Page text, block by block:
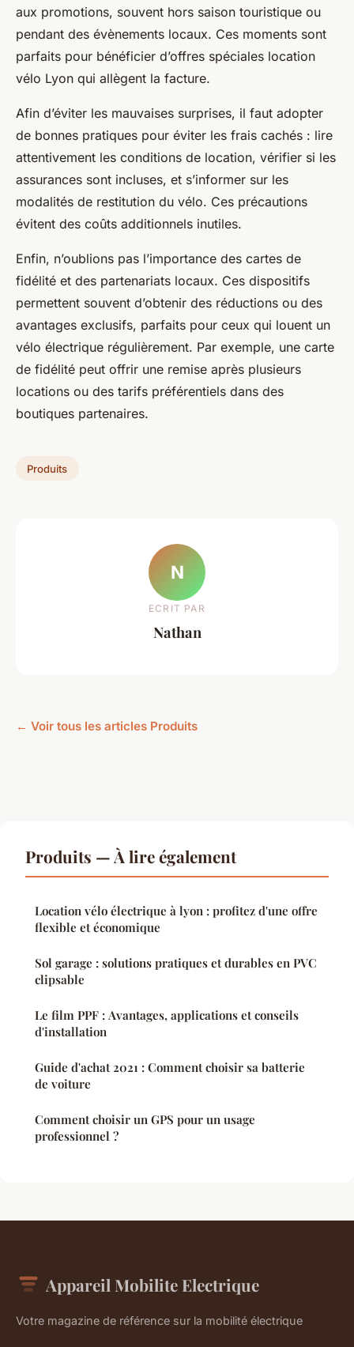
aux promotions, souvent hors saison touristique ou
pendant des évènements locaux. Ces moments sont
parfaits pour bénéficier d’offres spéciales location
vélo Lyon qui allègent la facture.
Afin d’éviter les mauvaises surprises, il faut adopter
de bonnes pratiques pour éviter les frais cachés : lire
attentivement les conditions de location, vérifier si les
assurances sont incluses, et s’informer sur les
modalités de restitution du vélo. Ces précautions
évitent des coûts additionnels inutiles.
Enfin, n’oublions pas l’importance des cartes de
fidélité et des partenariats locaux. Ces dispositifs
permettent souvent d’obtenir des réductions ou des
avantages exclusifs, parfaits pour ceux qui louent un
vélo électrique régulièrement. Par exemple, une carte
de fidélité peut offrir une remise après plusieurs
locations ou des tarifs préférentiels dans des
boutiques partenaires.
Produits
N
ECRIT PAR
Nathan
← Voir tous les articles Produits
Produits — À lire également
Location vélo électrique à lyon : profitez d'une offre
flexible et économique
Sol garage : solutions pratiques et durables en PVC
clipsable
Le film PPF : Avantages, applications et conseils
d'installation
Guide d'achat 2021 : Comment choisir sa batterie
de voiture
Comment choisir un GPS pour un usage
professionnel ?
Appareil Mobilite Electrique
Votre magazine de référence sur la mobilité électrique